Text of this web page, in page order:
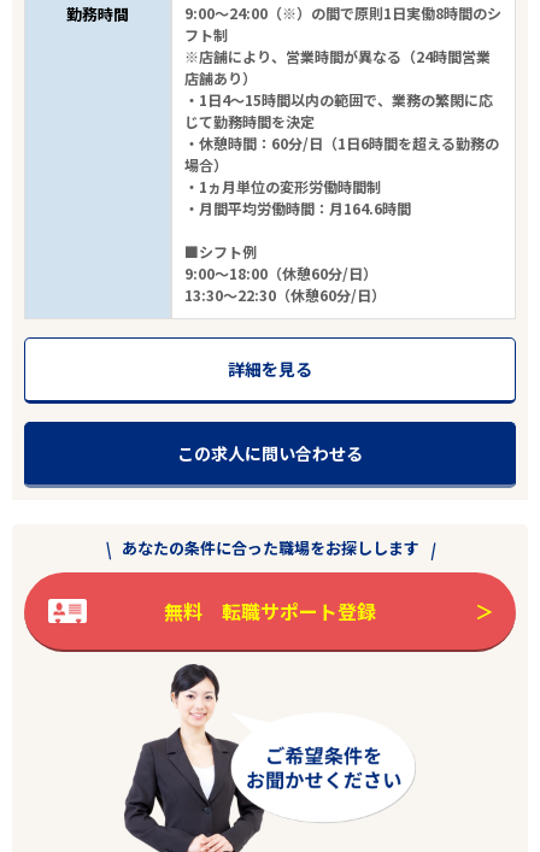
エリアで探す
度会郡度会町
勤務時間
9:00～24:00（※）の間で原則1日実働8時間のシ
フト制
※店舗により、営業時間が異なる（24時間営業
店舗あり）
・1日4～15時間以内の範囲で、業務の繁閑に応
じて勤務時間を決定
・休憩時間：60分/日（1日6時間を超える勤務の
場合）
・1ヵ月単位の変形労働時間制
・月間平均労働時間：月164.6時間
■シフト例
9:00～18:00（休憩60分/日）
13:30～22:30（休憩60分/日）
詳細を見る
この求人に問い合わせる
あなたの条件に合った職場をお探しします
無料 転職サポート登録